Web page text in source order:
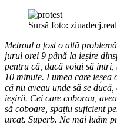
Sursă foto:
Metroul a fost o altă
jurul orei 9 până la ieșire
pentru că, dacă voiai să intri,
10 minute. Lumea care
că nu aveau unde să se
ieșirii. Cei care coborau,
să coboare, spațiu suficient
urcat. Superb. Ne mai luăm